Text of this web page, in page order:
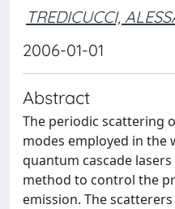
TREDICUCCI,
2006-01-01
Abstract
The periodic scattering
modes employed in the
quantum cascade
method to control the
emission. The